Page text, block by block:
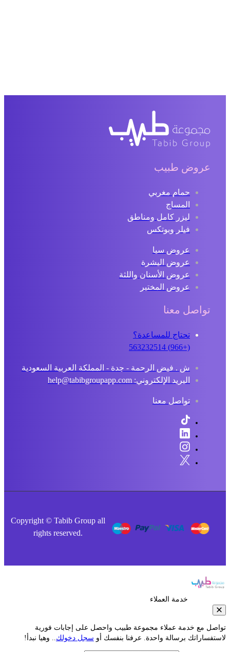
عروض طبيب
حمام مغربي
المساج
ليزر كامل ومناطق
فيلر وبوتكس
عروض سبا
عروض البشرة
عروض الأسنان واللثة
عروض المختبر
تواصل معنا
تحتاج للمساعدة؟
ش . فيض الرحمة - جدة - المملكة العربية السعودية
البريد الإلكتروني: help@tabibgroupapp.com
تواصل معنا
Copyright © Tabib Group all
rights reserved.
خدمة العملاء
مع خدمة عملاء مجموعة طبيب واحصل على إجابات فورية
برسالة واحدة. عرفنا بنفسك أوسجل دخولك.. وهيا نبدأ!